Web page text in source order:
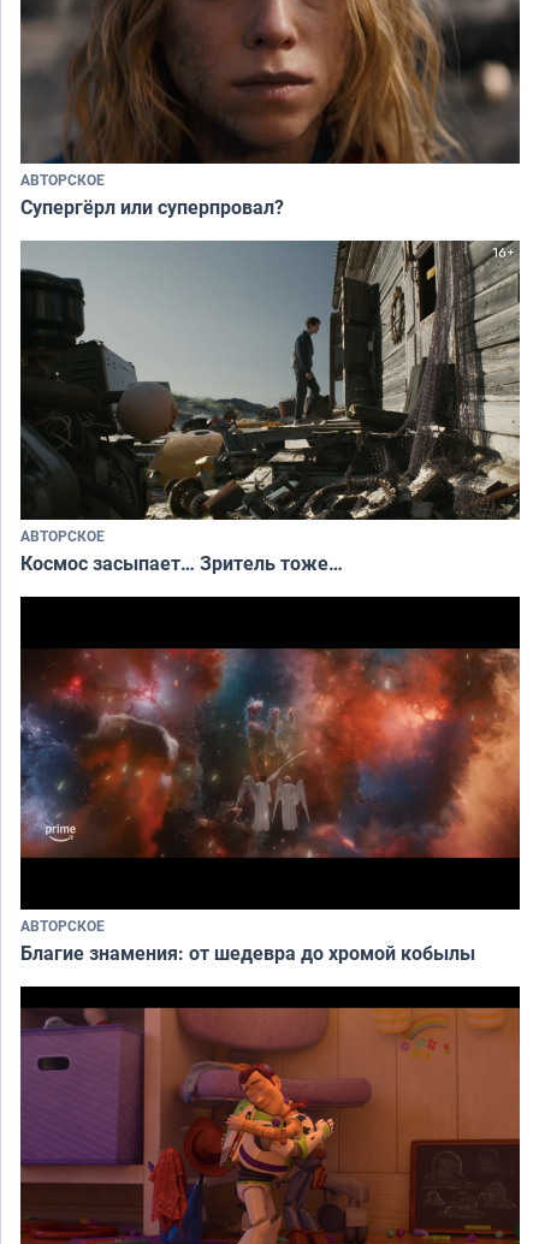
АВТОРСКОЕ
Супергёрл или суперпровал?
АВТОРСКОЕ
Космос засыпает… Зритель тоже…
АВТОРСКОЕ
Благие знамения: от шедевра до хромой кобылы